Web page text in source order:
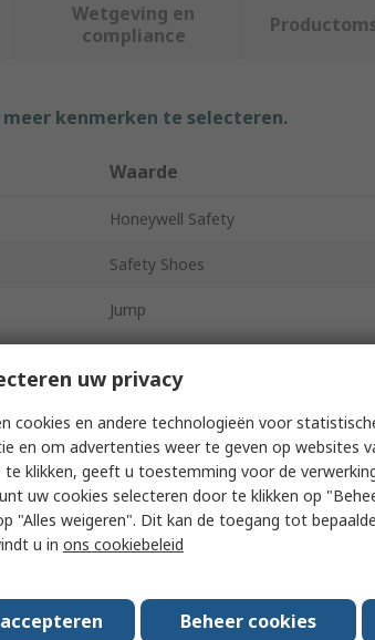
Wetgeving en
compliance
kenmerken te selecteren.
Waarde
Honeywell Safety
Safety Shoes
Jump
11
Black
Composite
uw privacy
cookies en andere technologieën voor
en om advertenties weer te geven op websites
te klikken, geeft u toestemming voor de
uw cookies selecteren door te klikken op
"Alles weigeren". Dit kan de toegang tot
u in ons cookiebeleid
Beheer cookies